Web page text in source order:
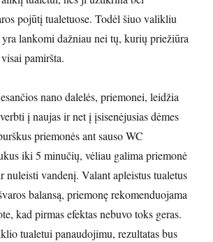
pojūtį tualetuose. Todėl šiuo valikliu
lankomi dažniau nei tų, kurių priežiūra
pamiršta.
nano dalelės, priemonei, leidžia
į naujas ir net į įsisenėjusias dėmes
priemonės ant sauso WC
iki 5 minučių, vėliau galima priemonė
nuleisti vandenį. Valant apleistus tualetus
balansą, priemonę rekomenduojama
kad pirmas efektas nebuvo toks geras.
tualetui panaudojimu, rezultatas bus